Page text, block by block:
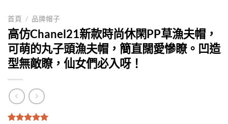
首頁 / 品牌帽子
高仿Chanel21新款時尚休閑PP草漁夫帽，
可萌的丸子頭漁夫帽，簡直闊愛慘瞭。凹造
型無敵瞭，仙女們必入呀！